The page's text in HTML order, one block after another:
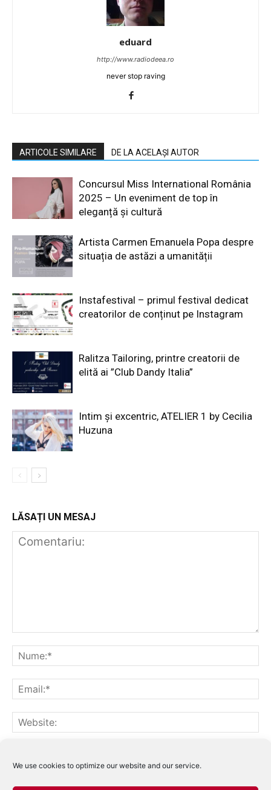
We use cookies to optimize our website and our service.
eduard
http://www.radiodeea.ro
never stop raving
ARTICOLE SIMILARE DE LA ACELAȘI AUTOR
Concursul Miss International România
2025 – Un eveniment de top în
eleganță și cultură
Artista Carmen Emanuela Popa despre
situația de astăzi a umanității
Instafestival – primul festival dedicat
creatorilor de conținut pe Instagram
Ralitza Tailoring, printre creatorii de
elită ai ”Club Dandy Italia”
Intim și excentric, ATELIER 1 by Cecilia
Huzuna
LĂSAȚI UN MESAJ
Notifică-mă prin email când sunt publicate articole noi.